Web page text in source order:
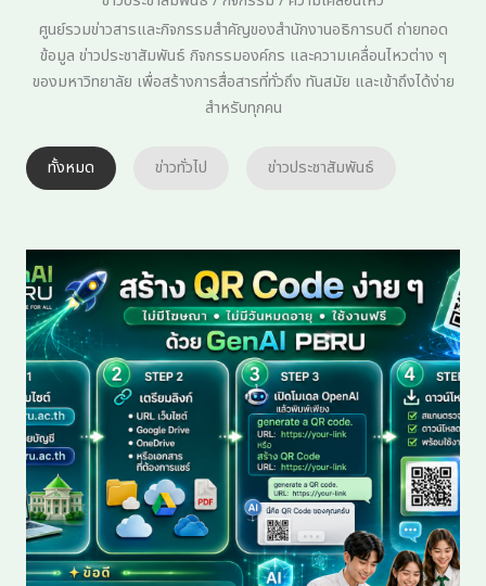
ศูนย์รวมข่าวสารและกิจกรรมสำคัญของสำนักงานอธิการบดี ถ่ายทอด
ข้อมูล ข่าวประชาสัมพันธ์ กิจกรรมองค์กร และความเคลื่อนไหวต่าง ๆ
ของมหาวิทยาลัย เพื่อสร้างการสื่อสารที่ทั่วถึง ทันสมัย และเข้าถึงได้ง่าย
สำหรับทุกคน
ทั้งหมด ข่าวทั่วไป ข่าวประชาสัมพันธ์